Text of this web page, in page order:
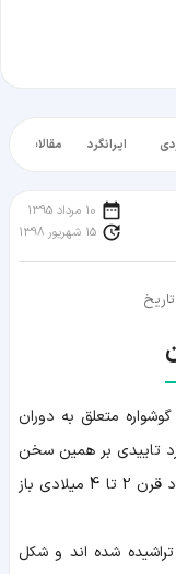
ایرانگرد مقالات
10 مرداد 1395
15 شهریور 1398
متعلق به دوران
تاییدی بر همین سخن
است، این گوشواره قدمت زیادی دارد و به حدود قرن 2 تا 4 میلادی باز
شده اند و شکل